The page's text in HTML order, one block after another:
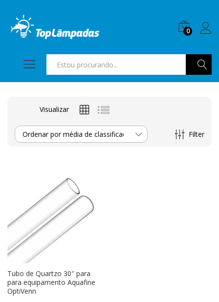
0
Visualizar
Filter
Ordenar por média de classificação
Tubo de Quartzo 30″ para
para equipamento Aquafine
OptiVenn